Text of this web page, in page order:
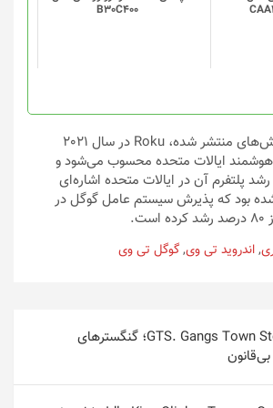
B30C400
با این حال طبق گزارش‌های منتشر شده، Roku در سال 2021
هوشمند ایالات متحده محسوب می‌شود و
پلتفرم آن در ایالات متحده اشاره‌ای
شده بود که پذیرش سیستم عامل گوگل در
,اندروید تی‌ وی,گوگل تی ‌وی
معرفی اپ – GTS. Gangs Town Story؛ گنگسترهای